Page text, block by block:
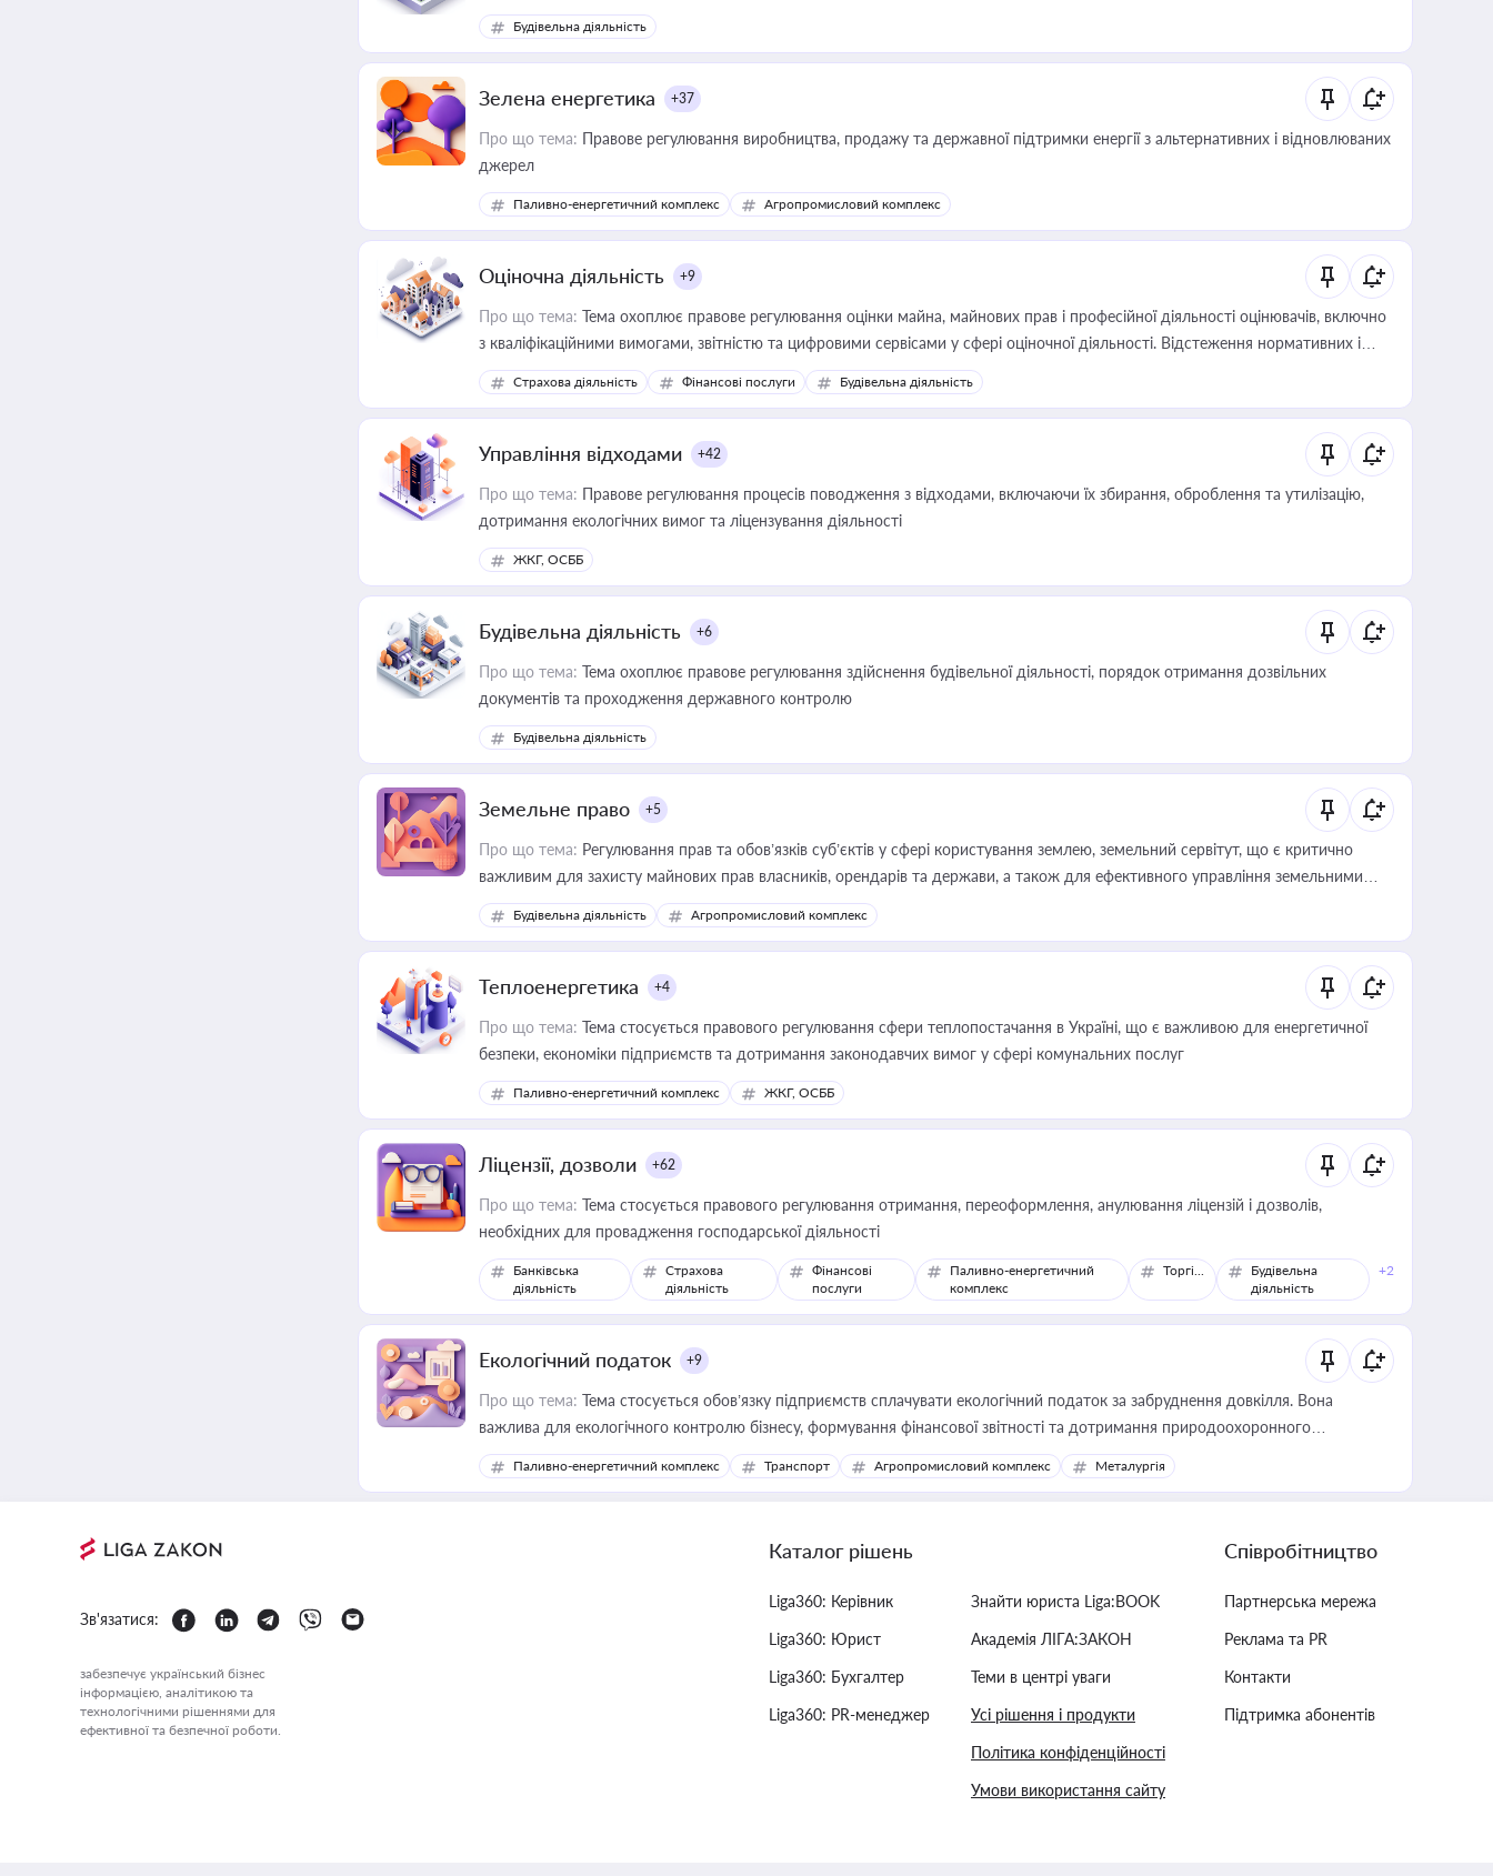
Будівельна діяльність
Зелена енергетика +37
Про що тема: Правове регулювання виробництва, продажу та державної підтримки енергії з альтернативних і відновлюваних
джерел
Паливно-енергетичний комплекс Агропромисловий комплекс
Оціночна діяльність +9
Про що тема: Тема охоплює правове регулювання оцінки майна, майнових прав і професійної діяльності оцінювачів, включно
з кваліфікаційними вимогами, звітністю та цифровими сервісами у сфері оціночної діяльності. Відстеження нормативних і
медійних змін у цій сфері корисне для власника бізнесу, керівника, юриста або бухгалтера під час оподаткування,
приватизації, оренди державного майна, корпоративних угод і перевірки статусу суб'єктів оціночної діяльності
Страхова діяльність Фінансові послуги Будівельна діяльність
Управління відходами +42
Про що тема: Правове регулювання процесів поводження з відходами, включаючи їх збирання, оброблення та утилізацію,
дотримання екологічних вимог та ліцензування діяльності
ЖКГ, ОСББ
Будівельна діяльність +6
Про що тема: Тема охоплює правове регулювання здійснення будівельної діяльності, порядок отримання дозвільних
документів та проходження державного контролю
Будівельна діяльність
Земельне право +5
Про що тема: Регулювання прав та обов’язків суб’єктів у сфері користування землею, земельний сервітут, що є критично
важливим для захисту майнових прав власників, орендарів та держави, а також для ефективного управління земельними
ресурсами
Будівельна діяльність Агропромисловий комплекс
Теплоенергетика +4
Про що тема: Тема стосується правового регулювання сфери теплопостачання в Україні, що є важливою для енергетичної
безпеки, економіки підприємств та дотримання законодавчих вимог у сфері комунальних послуг
Паливно-енергетичний комплекс ЖКГ, ОСББ
Ліцензії, дозволи +62
Про що тема: Тема стосується правового регулювання отримання, переоформлення, анулювання ліцензій і дозволів,
необхідних для провадження господарської діяльності
Банківська
діяльність
Страхова
діяльність
Фінансові
послуги
Паливно-енергетичний
комплекс
Торгівля
Будівельна
діяльність
+2
Екологічний податок +9
Про що тема: Тема стосується обов’язку підприємств сплачувати екологічний податок за забруднення довкілля. Вона
важлива для екологічного контролю бізнесу, формування фінансової звітності та дотримання природоохоронного
законодавства
Паливно-енергетичний комплекс Транспорт Агропромисловий комплекс Металургія
Зв'язатися:
забезпечує український бізнес
інформацією, аналітикою та
технологічними рішеннями для
ефективної та безпечної роботи.
Каталог рішень
Liga360: Керівник
Liga360: Юрист
Liga360: Бухгалтер
Liga360: PR-менеджер
Знайти юриста Liga:BOOK
Академія ЛІГА:ЗАКОН
Теми в центрі уваги
Усі рішення і продукти
Політика конфіденційності
Умови використання сайту
Співробітництво
Партнерська мережа
Реклама та PR
Контакти
Підтримка абонентів